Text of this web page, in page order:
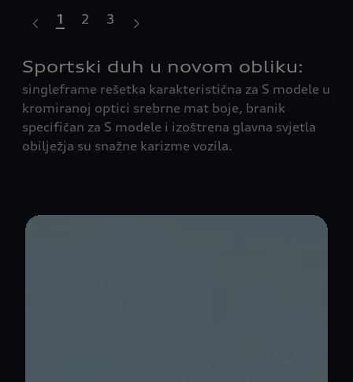
Sportski duh u novom obliku:
singleframe rešetka karakteristična za S modele u
kromiranoj optici srebrne mat boje, branik
specifičan za S modele i izoštrena glavna svjetla
obilježja su snažne karizme vozila.
1 2 3